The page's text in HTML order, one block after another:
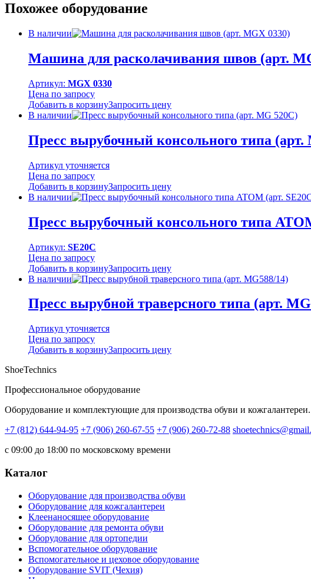
Похожее оборудование
В наличии
Машина для расколачивания швов (арт.
Артикул: MGX 0330
Цена по запросу
Добавить в корзинуЗапросить цену
В наличии
Пресс вырубочный консольного типа (арт.
Артикул уточняется
Цена по запросу
Добавить в корзинуЗапросить цену
В наличии
Пресс вырубочный консольного типа
Артикул: SE20C
Цена по запросу
Добавить в корзинуЗапросить цену
В наличии
Пресс вырубной траверсного типа (арт.
Артикул уточняется
Цена по запросу
Добавить в корзинуЗапросить цену
ShoeTechnics
Профессиональное оборудование
Оборудование и комплектующие для производства обуви и кожгалантереи.
+7 (812) 644-94-95 +7 (906) 260-67-55 +7 (906) 260-72-88
с 09:00 до 18:00 по московскому времени
Каталог
Оборудование для производства обуви
Оборудование для кожгалантереи
Клеенаносящее оборудование
Оборудование для ремонта обуви
Оборудование для ортопедии
Вспомогательное оборудование
Вспомогательное и цеховое оборудование
Оборудование SVIT (Чехия)